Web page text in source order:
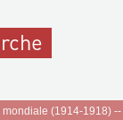
mondiale (1914-1918)